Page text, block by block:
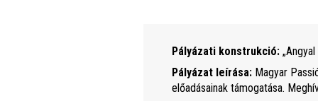
Pályázati konstrukció:
Pályázat leírása: Magyar
előadásainak támogatása.